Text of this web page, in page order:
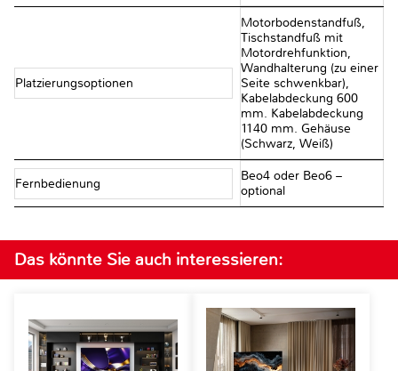
Platzierungsoptionen
Motorbodenstandfuß,
Tischstandfuß mit
Motordrehfunktion,
Wandhalterung (zu einer
Seite schwenkbar),
Kabelabdeckung 600
mm. Kabelabdeckung
1140 mm. Gehäuse
(Schwarz, Weiß)
Fernbedienung
Beo4 oder Beo6 –
optional
Das könnte Sie auch interessieren: